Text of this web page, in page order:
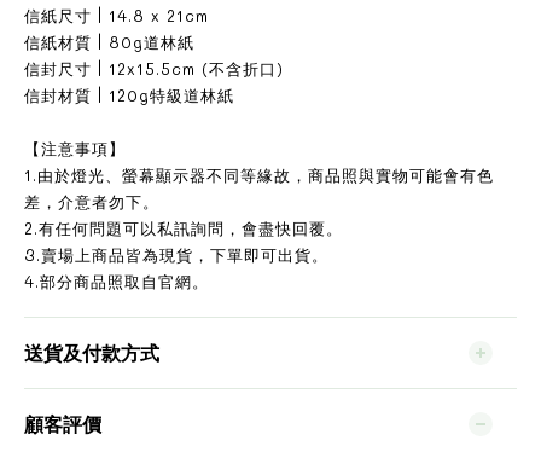
信紙尺寸 | 14.8 x 21cm
信紙材質 | 80g道林紙
信封尺寸 | 12x15.5cm (不含折口)
信封材質 | 120g特級道林紙
【注意事項】
1.由於燈光、螢幕顯示器不同等緣故，商品照與實物可能會有色
差，介意者勿下。
2.有任何問題可以私訊詢問，會盡快回覆。
3.賣場上商品皆為現貨，下單即可出貨。
4.部分商品照取自官網。
送貨及付款方式
顧客評價